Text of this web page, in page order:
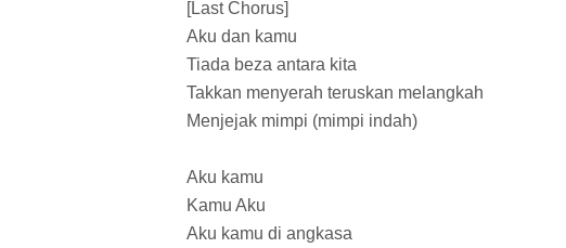
[Last Chorus]
Aku dan kamu
Tiada beza antara kita
Takkan menyerah teruskan melangkah
Menjejak mimpi (mimpi indah)
Aku kamu
Kamu Aku
Aku kamu di angkasa